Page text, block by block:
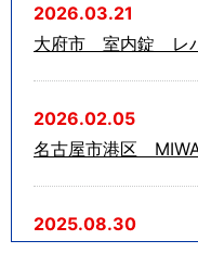
2026.03.21
大府市 室内錠 レ
2026.02.05
名古屋市港区
2025.08.30